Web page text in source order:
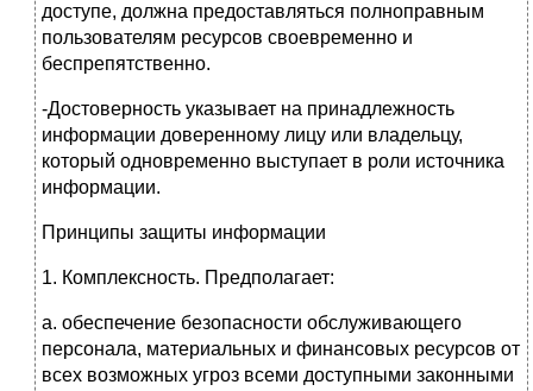
доступе, должна предоставляться полноправным
пользователям ресурсов своевременно и
беспрепятственно.
-Достоверность указывает на принадлежность
информации доверенному лицу или владельцу,
который одновременно выступает в роли источника
информации.
Принципы защиты информации
1. Комплексность. Предполагает:
а. обеспечение безопасности обслуживающего
персонала, материальных и финансовых ресурсов от
всех возможных угроз всеми доступными законными